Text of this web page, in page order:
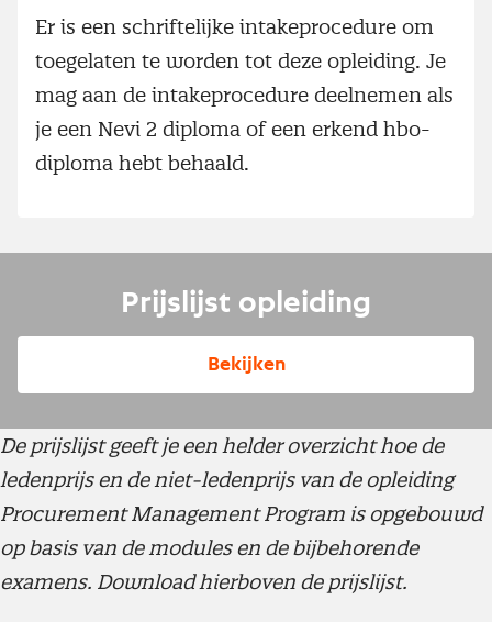
Er is een schriftelijke intakeprocedure om
toegelaten te worden tot deze opleiding. Je
mag aan de intakeprocedure deelnemen als
je een Nevi 2 diploma of een erkend hbo-
diploma hebt behaald.
Prijslijst opleiding
Bekijken
De prijslijst geeft je een helder overzicht hoe de
ledenprijs en de niet-ledenprijs van de opleiding
Procurement Management Program is opgebouwd
op basis van de modules en de bijbehorende
examens. Download hierboven de prijslijst.